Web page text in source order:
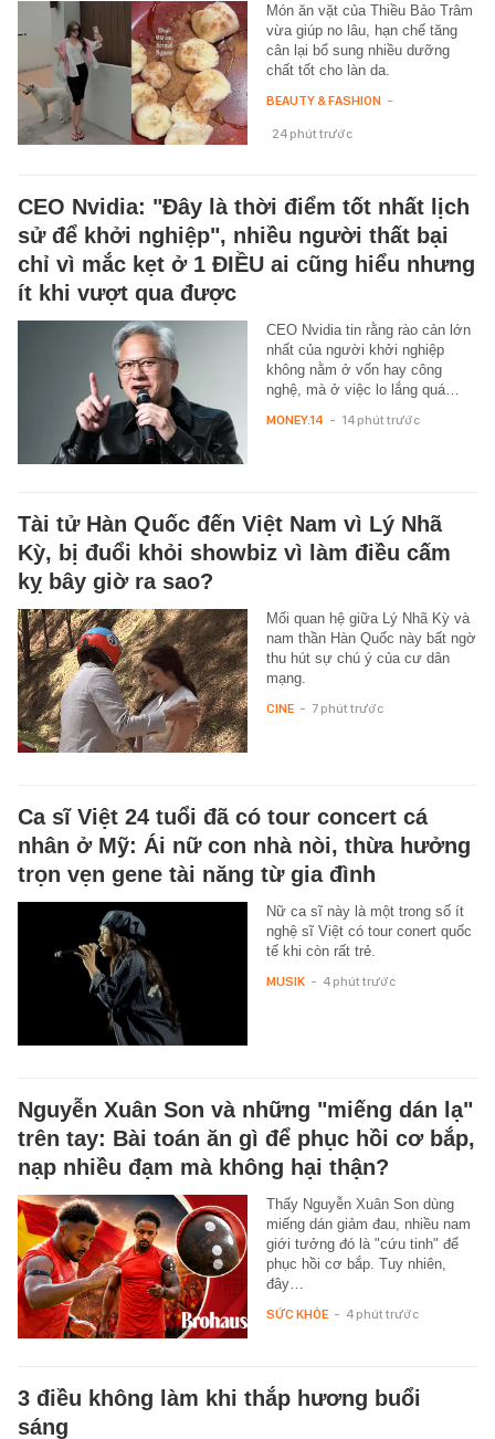
Món ăn vặt của Thiều Bảo Trâm
vừa giúp no lâu, hạn chế tăng
cân lại bổ sung nhiều dưỡng
chất tốt cho làn da.
BEAUTY & FASHION -
24 phút trước
CEO Nvidia: "Đây là thời điểm tốt nhất lịch
sử để khởi nghiệp", nhiều người thất bại
chỉ vì mắc kẹt ở 1 ĐIỀU ai cũng hiểu nhưng
ít khi vượt qua được
CEO Nvidia tin rằng rào cản lớn
nhất của người khởi nghiệp
không nằm ở vốn hay công
nghệ, mà ở việc lo lắng quá…
MONEY.14 - 14 phút trước
Tài tử Hàn Quốc đến Việt Nam vì Lý Nhã
Kỳ, bị đuổi khỏi showbiz vì làm điều cấm
kỵ bây giờ ra sao?
Mối quan hệ giữa Lý Nhã Kỳ và
nam thần Hàn Quốc này bất ngờ
thu hút sự chú ý của cư dân
mạng.
CINE - 7 phút trước
Ca sĩ Việt 24 tuổi đã có tour concert cá
nhân ở Mỹ: Ái nữ con nhà nòi, thừa hưởng
trọn vẹn gene tài năng từ gia đình
Nữ ca sĩ này là một trong số ít
nghệ sĩ Việt có tour conert quốc
tế khi còn rất trẻ.
MUSIK - 4 phút trước
Nguyễn Xuân Son và những "miếng dán lạ"
trên tay: Bài toán ăn gì để phục hồi cơ bắp,
nạp nhiều đạm mà không hại thận?
Thấy Nguyễn Xuân Son dùng
miếng dán giảm đau, nhiều nam
giới tưởng đó là "cứu tinh" để
phục hồi cơ bắp. Tuy nhiên,
đây…
SỨC KHỎE - 4 phút trước
3 điều không làm khi thắp hương buổi
sáng